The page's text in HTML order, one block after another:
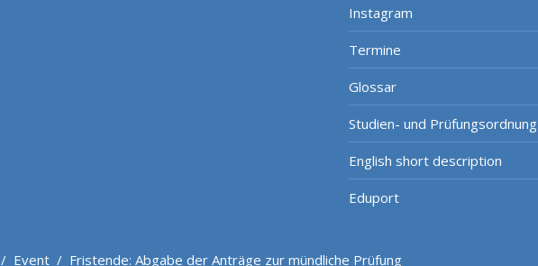
Instagram
Termine
Glossar
Studien- und Prüfungsordnung
English short description
Eduport
/ Event / Fristende: Abgabe der Anträge zur mündliche Prüfung